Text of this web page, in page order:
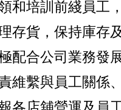
和培訓前綫員工
存貨，保持庫存
配合公司業務發
維繫與員工關係